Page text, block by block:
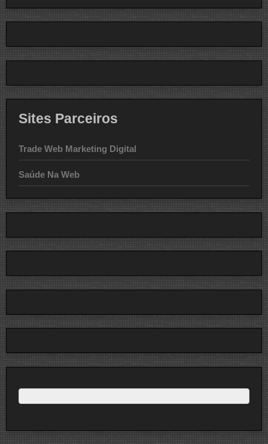
Sites Parceiros
Trade Web Marketing Digital
Saúde Na Web